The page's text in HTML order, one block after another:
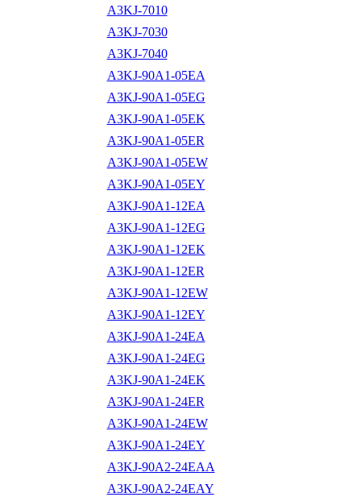
A3KJ-7010
A3KJ-7030
A3KJ-7040
A3KJ-90A1-05EA
A3KJ-90A1-05EG
A3KJ-90A1-05EK
A3KJ-90A1-05ER
A3KJ-90A1-05EW
A3KJ-90A1-05EY
A3KJ-90A1-12EA
A3KJ-90A1-12EG
A3KJ-90A1-12EK
A3KJ-90A1-12ER
A3KJ-90A1-12EW
A3KJ-90A1-12EY
A3KJ-90A1-24EA
A3KJ-90A1-24EG
A3KJ-90A1-24EK
A3KJ-90A1-24ER
A3KJ-90A1-24EW
A3KJ-90A1-24EY
A3KJ-90A2-24EAA
A3KJ-90A2-24EAY